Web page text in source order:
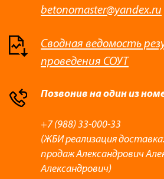
betonomaster@yandex.ru
Сводная ведомость
проведения СОУТ
Позвонив на один из
+7 (988) 33-000-33
(ЖБИ реализация
продаж Александрович
Александрович)